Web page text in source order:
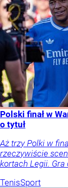
Polski finał w
o tytuł
Aż trzy Polki w
rzeczywiście
kortach Legii. Gra
TenisSport